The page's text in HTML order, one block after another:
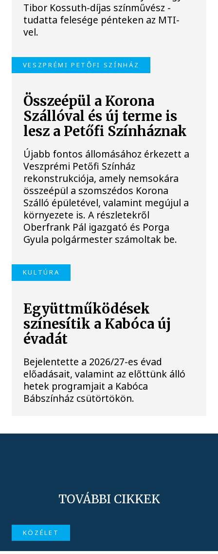
Tibor Kossuth-díjas színművész -
tudatta felesége pénteken az MTI-
vel.
VESZPRÉMI PETŐFI SZÍNHÁZ
Összeépül a Korona
Szállóval és új terme is
lesz a Petőfi Színháznak
Újabb fontos állomásához érkezett a
Veszprémi Petőfi Színház
rekonstrukciója, amely nemsokára
összeépül a szomszédos Korona
Szálló épületével, valamint megújul a
környezete is. A részletekről
Oberfrank Pál igazgató és Porga
Gyula polgármester számoltak be.
KULTÚRA
Együttműködések
színesítik a Kabóca új
évadát
Bejelentette a 2026/27-es évad
előadásait, valamint az előttünk álló
hetek programjait a Kabóca
Bábszínház csütörtökön.
TOVÁBBI CIKKEK
KÖZÉLET